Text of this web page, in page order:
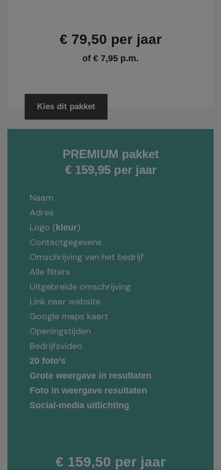
€ 79,50 per jaar
of € 7,95 p.m.
Kies dit pakket
PREMIUM pakket
€ 159,95 per jaar
Naam
Adres
Logo ( kleur)
Contactgegevens
Omschrijving van het bedrijf
Alle filters
Uitgebreide omschrijving
Link naar website
Google maps kaart
Openingstijden
Bedrijfsvideo
20 foto’s
Grote weergave in resultaten
Foto in weergave resultaten
Social-media uitlichting
€ 159,50 per jaar